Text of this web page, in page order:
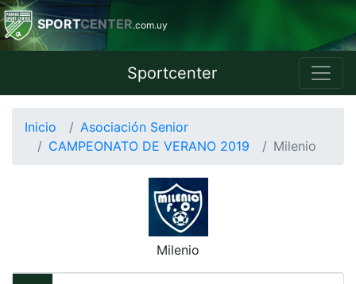
SPORTCENTER.com.uy
Sportcenter
Inicio
Asociación Senior
CAMPEONATO DE VERANO 2019
Milenio
Milenio